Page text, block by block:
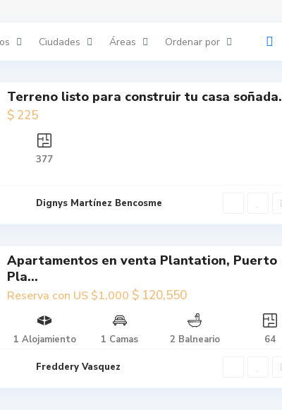
Ciudades Áreas Ordenar por
Terreno
listo
para
construir
soñada.
Terreno listo para construir tu casa soñada.
$ 225
377
Dignys Martínez Bencosme
Reserva con US
$ 120,550
Apartamentos
en venta
Plantation,
Puerto Pla...
Apartamentos en venta Plantation, Puerto
Pla...
Reserva con US $1,000 $ 120,550
1 Alojamiento 1 Camas 2 Balneario 64
Freddery Vasquez